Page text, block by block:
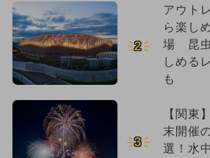
2
アウト
ら楽し
場 昆虫
しめる
も
3
【関東
末開催
選！水